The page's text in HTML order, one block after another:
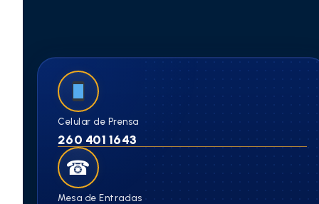
Celular de Prensa
260 401 1643
☎
Mesa de Entradas